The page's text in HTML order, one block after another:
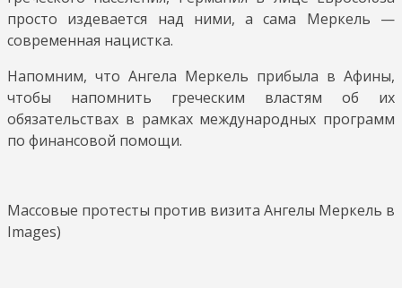
просто издевается над ними, а сама Меркель —
современная нацистка.
Напомним, что Ангела Меркель прибыла в Афины,
чтобы напомнить греческим властям об их
обязательствах в рамках международных программ
по финансовой помощи.
Массовые протесты против визита Ангелы Меркель в
Images)